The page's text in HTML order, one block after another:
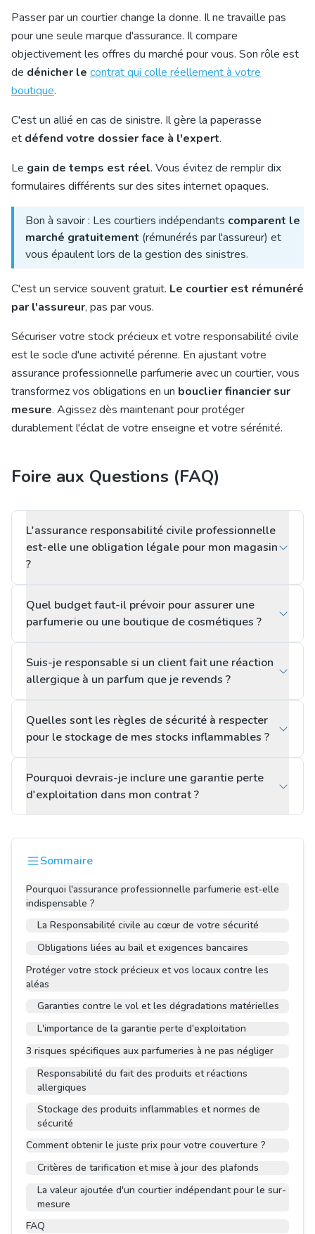
Passer par un courtier change la donne. Il ne travaille pas
pour une seule marque d'assurance. Il compare
objectivement les offres du marché pour vous. Son rôle est
de dénicher le contrat qui colle réellement à votre
boutique.
C'est un allié en cas de sinistre. Il gère la paperasse
et défend votre dossier face à l'expert.
Le gain de temps est réel. Vous évitez de remplir dix
formulaires différents sur des sites internet opaques.
Bon à savoir : Les courtiers indépendants comparent le
marché gratuitement (rémunérés par l'assureur) et
vous épaulent lors de la gestion des sinistres.
C'est un service souvent gratuit. Le courtier est rémunéré
par l'assureur, pas par vous.
Sécuriser votre stock précieux et votre responsabilité civile
est le socle d'une activité pérenne. En ajustant votre
assurance professionnelle parfumerie avec un courtier, vous
transformez vos obligations en un bouclier financier sur
mesure. Agissez dès maintenant pour protéger
durablement l'éclat de votre enseigne et votre sérénité.
Foire aux Questions (FAQ)
L'assurance responsabilité civile professionnelle
est-elle une obligation légale pour mon magasin
?
Quel budget faut-il prévoir pour assurer une
parfumerie ou une boutique de cosmétiques ?
Suis-je responsable si un client fait une réaction
allergique à un parfum que je revends ?
Quelles sont les règles de sécurité à respecter
pour le stockage de mes stocks inflammables ?
Pourquoi devrais-je inclure une garantie perte
d'exploitation dans mon contrat ?
Sommaire
Pourquoi l'assurance professionnelle parfumerie est-elle
indispensable ?
La Responsabilité civile au cœur de votre sécurité
Obligations liées au bail et exigences bancaires
Protéger votre stock précieux et vos locaux contre les
aléas
Garanties contre le vol et les dégradations matérielles
L'importance de la garantie perte d'exploitation
3 risques spécifiques aux parfumeries à ne pas négliger
Responsabilité du fait des produits et réactions
allergiques
Stockage des produits inflammables et normes de
sécurité
Comment obtenir le juste prix pour votre couverture ?
Critères de tarification et mise à jour des plafonds
La valeur ajoutée d'un courtier indépendant pour le sur-
mesure
FAQ